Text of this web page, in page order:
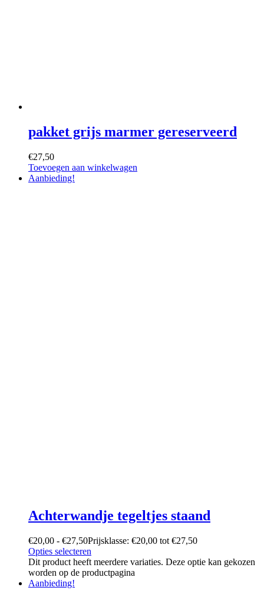
pakket grijs marmer gereserveerd
€27,50
Toevoegen aan winkelwagen
Aanbieding!
Achterwandje tegeltjes staand
€20,00 - €27,50Prijsklasse: €20,00 tot €27,50
Opties selecteren
Dit product heeft meerdere variaties. Deze optie kan gekozen
worden op de productpagina
Aanbieding!